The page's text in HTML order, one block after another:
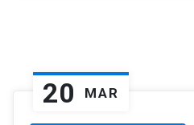
20 MAR